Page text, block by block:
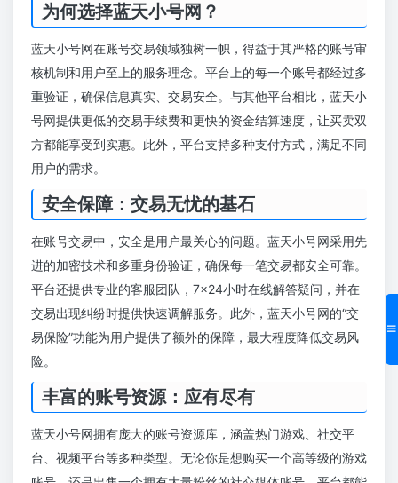
为何选择蓝天小号网？
蓝天小号网在账号交易领域独树一帜，得益于其严格的账号审
核机制和用户至上的服务理念。平台上的每一个账号都经过多
重验证，确保信息真实、交易安全。与其他平台相比，蓝天小
号网提供更低的交易手续费和更快的资金结算速度，让买卖双
方都能享受到实惠。此外，平台支持多种支付方式，满足不同
用户的需求。
安全保障：交易无忧的基石
在账号交易中，安全是用户最关心的问题。蓝天小号网采用先
进的加密技术和多重身份验证，确保每一笔交易都安全可靠。
平台还提供专业的客服团队，7×24小时在线解答疑问，并在
交易出现纠纷时提供快速调解服务。此外，蓝天小号网的“交
易保险”功能为用户提供了额外的保障，最大程度降低交易风
险。
丰富的账号资源：应有尽有
蓝天小号网拥有庞大的账号资源库，涵盖热门游戏、社交平
台、视频平台等多种类型。无论你是想购买一个高等级的游戏